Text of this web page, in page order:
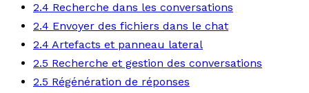
2.4 Recherche dans les conversations
2.4 Envoyer des fichiers dans le chat
2.4 Artefacts et panneau lateral
2.5 Recherche et gestion des conversations
2.5 Régénération de réponses